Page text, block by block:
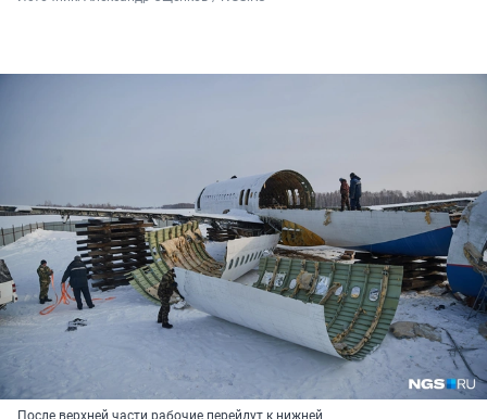
После верхней части рабочие перейдут к нижней